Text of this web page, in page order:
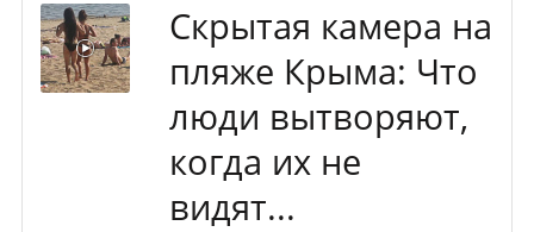
Скрытая камера на
пляже Крыма: Что
люди вытворяют,
когда их не
видят...